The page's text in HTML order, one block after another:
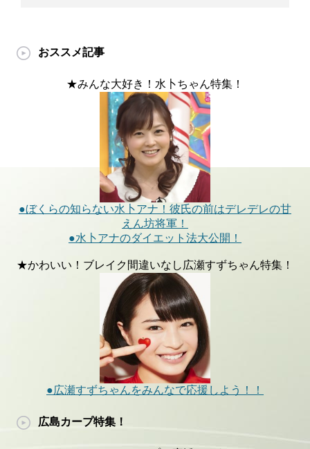
おススメ記事
★みんな大好き！水卜ちゃん特集！
●ぼくらの知らない水卜アナ！彼氏の前はデレデレの甘
えん坊将軍！
●水卜アナのダイエット法大公開！
★かわいい！ブレイク間違いなし広瀬すずちゃん特集！
●広瀬すずちゃんをみんなで応援しよう！！
広島カープ特集！